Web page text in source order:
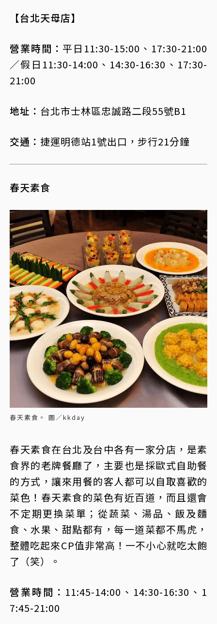
【台北天母店】
營業時間：平日11:30-15:00、17:30-21:00
／假日11:30-14:00、14:30-16:30、17:30-
21:00
地址： 台北市士林區忠誠路二段55號B1
交通： 捷運明德站1號出口，步行21分鐘
春天素食
春天素食。 圖／kkday
春天素食在台北及台中各有一家分店，是素
食界的老牌餐廳了，主要也是採歐式自助餐
的方式，讓來用餐的客人都可以自取喜歡的
菜色！春天素食的菜色有近百道，而且還會
不定期更換菜單；從蔬菜、湯品、飯及麵
食、水果、甜點都有，每一道菜都不馬虎，
整體吃起來CP值非常高！一不小心就吃太飽
了（笑）。
營業時間： 11:45-14:00、14:30-16:30、1
7:45-21:00